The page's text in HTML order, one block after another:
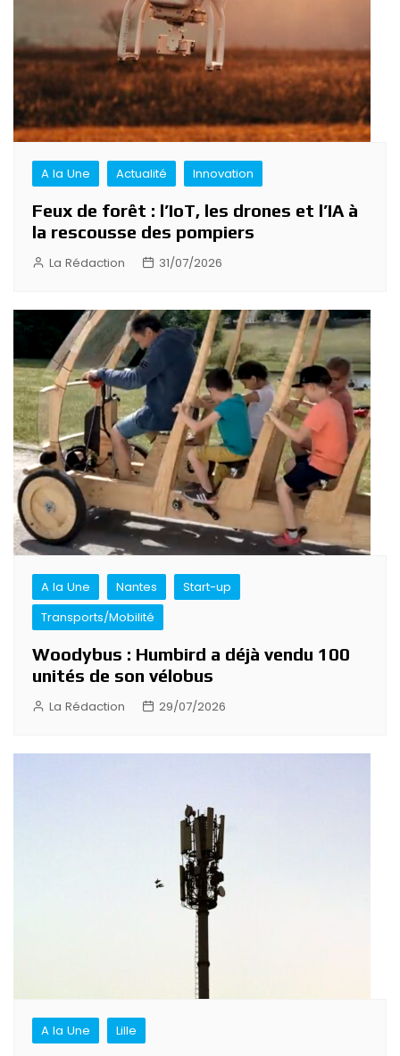
A la Une Actualité Innovation
Feux de forêt : l’IoT, les drones et l’IA à
la rescousse des pompiers
La Rédaction 31/07/2026
A la Une Nantes
Start-up
Transports/Mobilité
Woodybus : Humbird a déjà vendu 100
unités de son vélobus
La Rédaction 29/07/2026
A la Une Lille